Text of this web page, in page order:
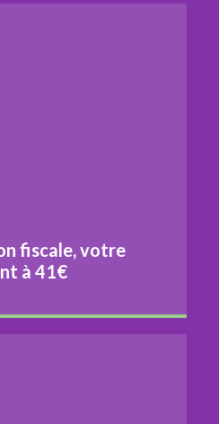
fiscale, votre
à 41€